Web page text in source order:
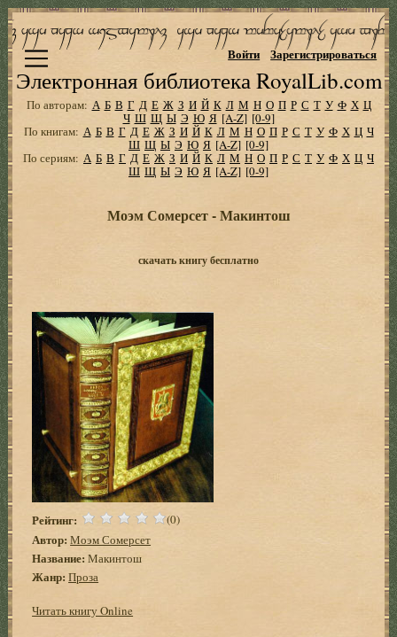
Электронная библиотека RoyalLib.com
Войти Зарегистрироваться
По авторам: А Б В Г Д Е Ж З И Й К Л М Н О П Р С Т У Ф Х Ц
Ч Ш Щ Ы Э Ю Я [A-Z] [0-9]
По книгам: А Б В Г Д Е Ж З И Й К Л М Н О П Р С Т У Ф Х Ц Ч
Ш Щ Ы Э Ю Я [A-Z] [0-9]
По сериям: А Б В Г Д Е Ж З И Й К Л М Н О П Р С Т У Ф Х Ц Ч
Ш Щ Ы Э Ю Я [A-Z] [0-9]
Моэм Сомерсет - Макинтош
скачать книгу бесплатно
Рейтинг: (0)
Автор: Моэм Сомерсет
Название: Макинтош
Жанр: Проза
Читать книгу Online